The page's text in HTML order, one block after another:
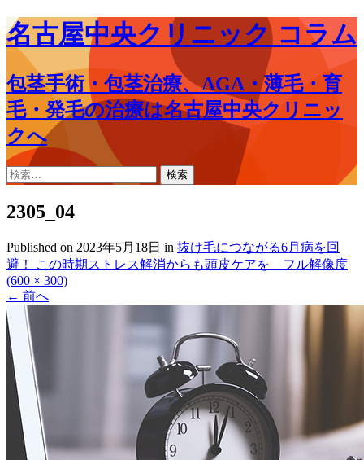
名古屋中央クリニック コラム
包茎手術・包茎治療、AGA・薄毛・育
毛・発毛の治療は名古屋中央クリニッ
クへ
コ
ン
テ
ツ
へ
ス
キ
ッ
プ
検
索:
2305_04
Published on 2023年5月18日 in 抜け毛につながる6月病を回
避！ この時期ストレス解消からも頭皮ケアを フル解像度
(600 × 300)
← 前へ